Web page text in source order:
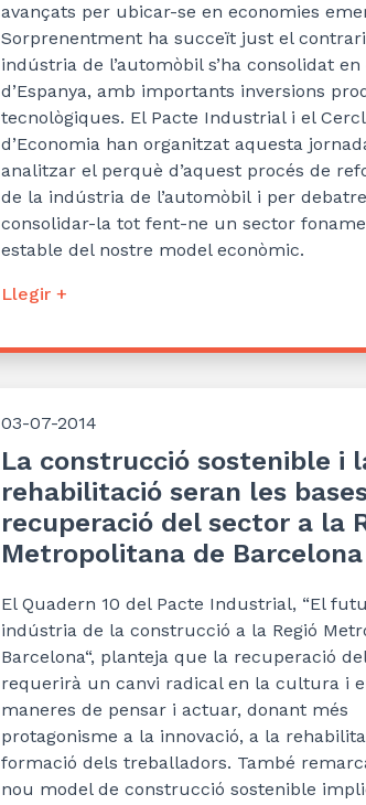
avançats per ubicar-se en economies
Sorprenentment ha succeït just el
indústria de l’automòbil s’ha consolidat
d’Espanya, amb importants inversions
tecnològiques. El Pacte Industrial i el
d’Economia han organitzat aquesta
analitzar el perquè d’aquest procés de
de la indústria de l’automòbili per
consolidar-la tot fent-ne un sector
estable del nostre model econòmic.
Llegir +
03-07-2014
La construcció sostenible i
rehabilitació seran les
recuperació del sector a la
Metropolitana de Barcelona
El Quadern 10 del Pacte Industrial, “El
indústria de la construcció a la Regió
Barcelona“, planteja que la recuperació
requerirà un canvi radical en la cultura i
maneres de pensar i actuar, donant més
protagonisme a la innovació, a la
formació dels treballadors. També
nou model de construcció sostenible